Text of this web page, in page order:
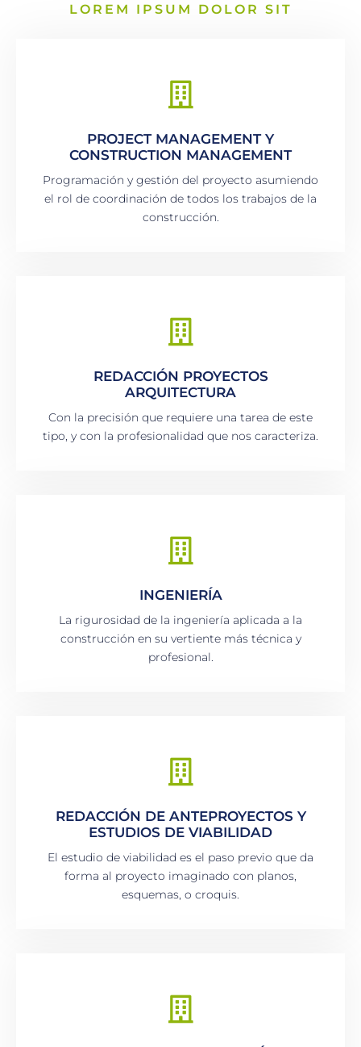
LOREM IPSUM DOLOR SIT
PROJECT MANAGEMENT Y
CONSTRUCTION MANAGEMENT
Programación y gestión del proyecto asumiendo
el rol de coordinación de todos los trabajos de la
construcción.
REDACCIÓN PROYECTOS
ARQUITECTURA
Con la precisión que requiere una tarea de este
tipo, y con la profesionalidad que nos caracteriza.
INGENIERÍA
La rigurosidad de la ingeniería aplicada a la
construcción en su vertiente más técnica y
profesional.
REDACCIÓN DE ANTEPROYECTOS Y
ESTUDIOS DE VIABILIDAD
El estudio de viabilidad es el paso previo que da
forma al proyecto imaginado con planos,
esquemas, o croquis.